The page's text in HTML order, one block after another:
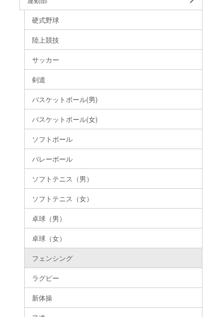
硬式野球
陸上競技
サッカー
剣道
バスケットボール(男)
バスケットボール(女)
ソフトボール
バレーボール
ソフトテニス（男）
ソフトテニス（女）
卓球（男）
卓球（女）
フェンシング
ラグビー
新体操